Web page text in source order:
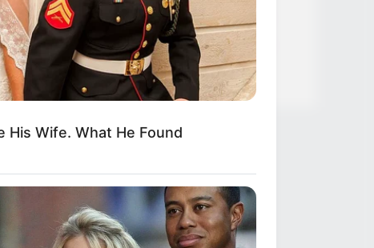
DIE BESTEN SALAT DRESSINGS
die besten hausgemachten BBQ
sauce variationen
His Wife. What He Found